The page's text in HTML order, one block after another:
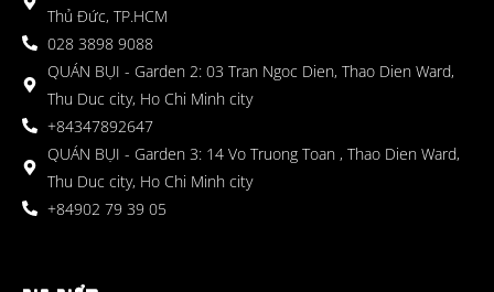
Thủ Đức, TP.HCM
028 3898 9088
QUÁN BỤI - Garden 2: 03 Tran Ngoc Dien, Thao Dien Ward,
Thu Duc city, Ho Chi Minh city
+84347892647
QUÁN BỤI - Garden 3: 14 Vo Truong Toan , Thao Dien Ward,
Thu Duc city, Ho Chi Minh city
+84902 79 39 05